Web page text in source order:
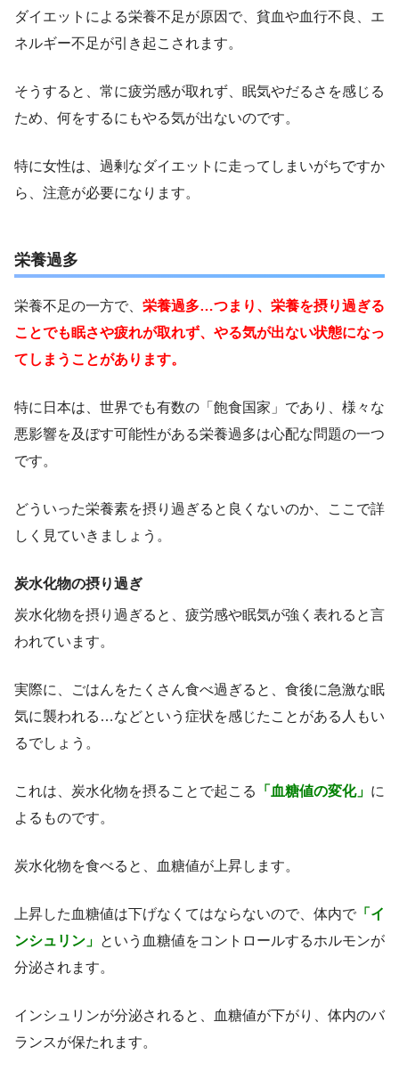
ダイエットによる栄養不足が原因で、貧血や血行不良、エ
ネルギー不足が引き起こされます。
そうすると、常に疲労感が取れず、眠気やだるさを感じる
ため、何をするにもやる気が出ないのです。
特に女性は、過剰なダイエットに走ってしまいがちですか
ら、注意が必要になります。
栄養過多
栄養不足の一方で、 栄養過多…つまり、栄養を摂り過ぎる
ことでも眠さや疲れが取れず、やる気が出ない状態になっ
てしまうことがあります。
特に日本は、世界でも有数の「飽食国家」であり、様々な
悪影響を及ぼす可能性がある栄養過多は心配な問題の一つ
です。
どういった栄養素を摂り過ぎると良くないのか、ここで詳
しく見ていきましょう。
炭水化物の摂り過ぎ
炭水化物を摂り過ぎると、疲労感や眠気が強く表れると言
われています。
実際に、ごはんをたくさん食べ過ぎると、食後に急激な眠
気に襲われる…などという症状を感じたことがある人もい
るでしょう。
これは、炭水化物を摂ることで起こる 「血糖値の変化」 に
よるものです。
炭水化物を食べると、血糖値が上昇します。
上昇した血糖値は下げなくてはならないので、体内で 「イ
ンシュリン」 という血糖値をコントロールするホルモンが
分泌されます。
インシュリンが分泌されると、血糖値が下がり、体内のバ
ランスが保たれます。